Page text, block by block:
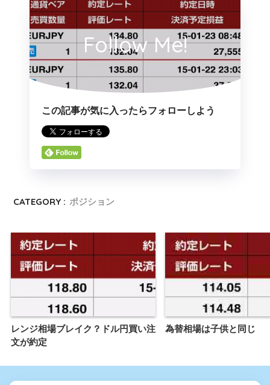
Follow Me!
この記事が気に入ったらフォローしよう
CATEGORY : ポジション
レンジ相場ブレイク？ドル円買い注
文が約定
為替相場は子供と同じ